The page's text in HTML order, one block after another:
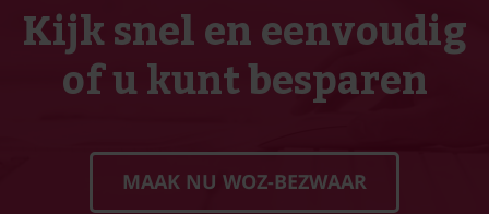
Kijk snel en eenvoudig
of u kunt besparen
MAAK NU WOZ-BEZWAAR